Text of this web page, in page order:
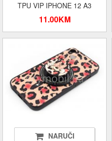
TPU VIP IPHONE 12 A3
11.00KM
NARUČI